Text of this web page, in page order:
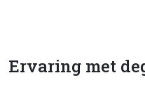
Ervaring met